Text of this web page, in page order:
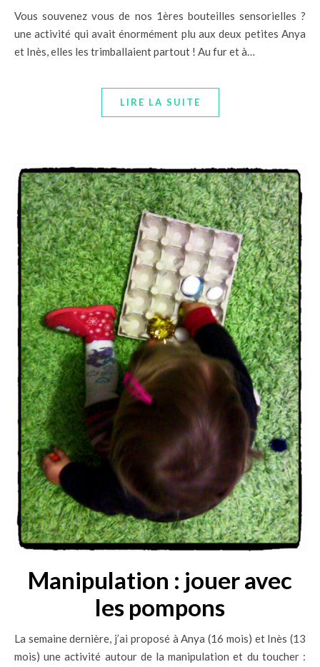
Vous souvenez vous de nos 1ères bouteilles sensorielles ?
une activité qui avait énormément plu aux deux petites Anya
et Inès, elles les trimballaient partout ! Au fur et à…
LIRE LA SUITE
Manipulation : jouer avec
les pompons
La semaine dernière, j’ai proposé à Anya (16 mois) et Inès (13
mois) une activité autour de la manipulation et du toucher :